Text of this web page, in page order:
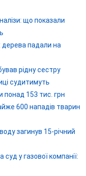
що показали
дерева падали на
рідну сестру
судитимуть
понад 153 тис. грн
600 нападів тварин
загинув 15-річний
у газової компанії: